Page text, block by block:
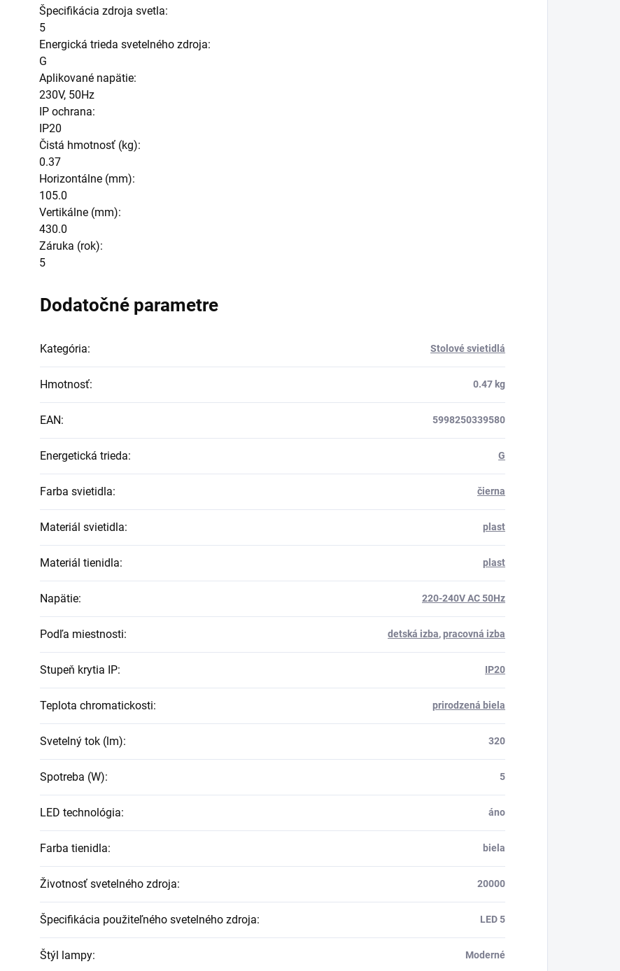
Špecifikácia zdroja svetla:
5
Energická trieda svetelného zdroja:
G
Aplikované napätie:
230V, 50Hz
IP ochrana:
IP20
Čistá hmotnosť (kg):
0.37
Horizontálne (mm):
105.0
Vertikálne (mm):
430.0
Záruka (rok):
5
Dodatočné parametre
Kategória: Stolové svietidlá
Hmotnosť: 0.47 kg
EAN: 5998250339580
Energetická trieda: G
Farba svietidla: čierna
Materiál svietidla: plast
Materiál tienidla: plast
Napätie: 220-240V AC 50Hz
Podľa miestnosti: detská izba,pracovná izba
Stupeň krytia IP: IP20
Teplota chromatickosti: prirodzená biela
Svetelný tok (lm): 320
Spotreba (W): 5
LED technológia: áno
Farba tienidla: biela
Životnosť svetelného zdroja: 20000
Špecifikácia použiteľného svetelného zdroja: LED 5
Štýl lampy: Moderné